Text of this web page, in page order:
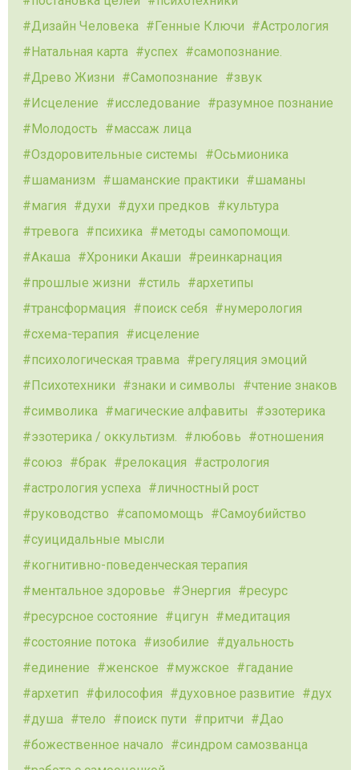
Дизайн Человека
Генные Ключи
Астрология
Натальная карта
успех
самопознание.
Древо Жизни
Самопознание
звук
Исцеление
исследование
разумное познание
Молодость
массаж лица
Оздоровительные системы
Осьмионика
шаманизм
шаманские практики
шаманы
магия
духи духи предков
культура
тревога
психика
методы самопомощи.
Акаша
Хроники Акаши
реинкарнация
прошлые жизни
стиль
архетипы
трансформация
поиск себя
нумерология
схема-терапия
исцеление
психологическая травма
регуляция эмоций
Психотехники
знаки и символы
чтение знаков
символика
магические алфавиты
эзотерика
эзотерика / оккультизм.
любовь
отношения
союз
брак релокация
астрология
астрология успеха
личностный рост
руководство
сапомомощь
Самоубийство
суицидальные мысли
когнитивно-поведенческая терапия
ментальное здоровье
Энергия
ресурс
ресурсное состояние
цигун
медитация
состояние потока
изобилие
дуальность
единение
женское мужское
гадание
архетип
философия духовное развитие
дух
душа
тело поиск пути притчи
Дао
божественное начало
синдром самозванца